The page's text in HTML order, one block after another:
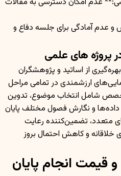
عدم آمادگی برای جلسه دفاع و
های علمی
از اساتید و پژوهشگران
ارزشمندی در تمامی مراحل
تخصص شامل انتخاب موضوع، تدوین
داده‌ها و نگارش فصول مختلف پایان
متعدد، تضمین‌کننده رعایت
خلاقانه و کاهش احتمال بروز
قیمت انجام پایان